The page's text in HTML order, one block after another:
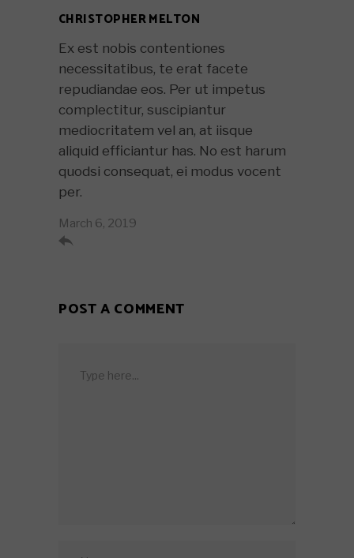
CHRISTOPHER MELTON
Ex est nobis contentiones
necessitatibus, te erat facete
repudiandae eos. Per ut impetus
complectitur, suscipiantur
mediocritatem vel an, at iisque
aliquid efficiantur has. No est harum
quodsi consequat, ei modus vocent
per.
March 6, 2019

POST A COMMENT